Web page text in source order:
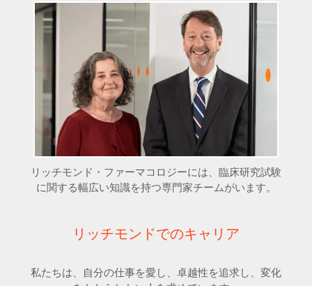
リッチモンド・ファーマコロジーには、臨床研究試験
に関する幅広い知識を持つ専門家チームがいます。
リッチモンドでのキャリア
私たちは、自分の仕事を愛し、卓越性を追求し、変化